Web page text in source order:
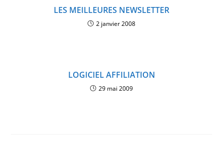
LES MEILLEURES NEWSLETTER
2 janvier 2008
LOGICIEL AFFILIATION
29 mai 2009